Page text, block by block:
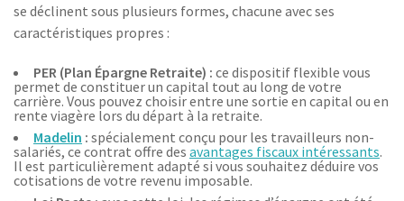
se déclinent sous plusieurs formes, chacune avec ses
caractéristiques propres :
PER (Plan Épargne Retraite) : ce dispositif flexible vous
permet de constituer un capital tout au long de votre
carrière. Vous pouvez choisir entre une sortie en capital ou en
rente viagère lors du départ à la retraite.
Madelin : spécialement conçu pour les travailleurs non-
salariés, ce contrat offre des avantages fiscaux intéressants.
Il est particulièrement adapté si vous souhaitez déduire vos
cotisations de votre revenu imposable.